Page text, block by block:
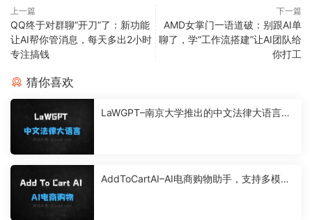
上一篇
QQ终于对群聊“开刀”了：新功能
让AI帮你管消息，每天多出2小时
专注搞钱
下一篇
AMD女掌门一语道破：别跟AI单
聊了，学“工作流搭建”让AI团队给
你打工
猜你喜欢
LaWGPT–南京大学推出的中文法律大语言模
AddToCartAI–AI电商购物助手，支持多模态